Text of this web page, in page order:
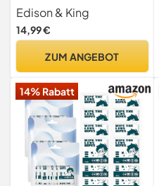
verschiedenen
Kombinationen (Geo, 3er
Pack 20 x 20 cm)
Edison & King
14,99 €
ZUM ANGEBOT
14% Rabatt